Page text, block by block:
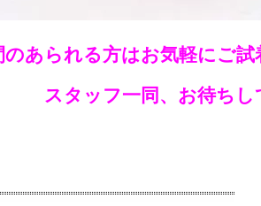
のあられる方はお気軽にご
スタッフ一同、お待ちし